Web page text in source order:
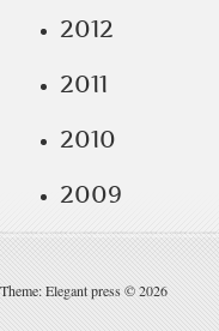
2012
2011
2010
2009
Theme: Elegant press © 2026